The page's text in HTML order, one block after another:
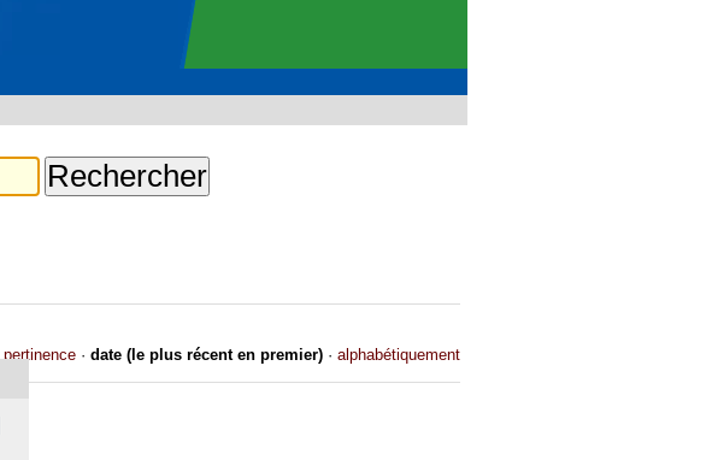
pertinence · date (le plus récent en premier) · alphabétiquement